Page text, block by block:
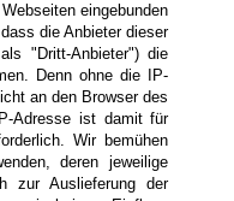
eingebunden
die Anbieter dieser
"Dritt-Anbieter") die
Denn ohne die IP-
an den Browser des
Adresse ist damit für
Wir bemühen
deren jeweilige
zur Auslieferung der